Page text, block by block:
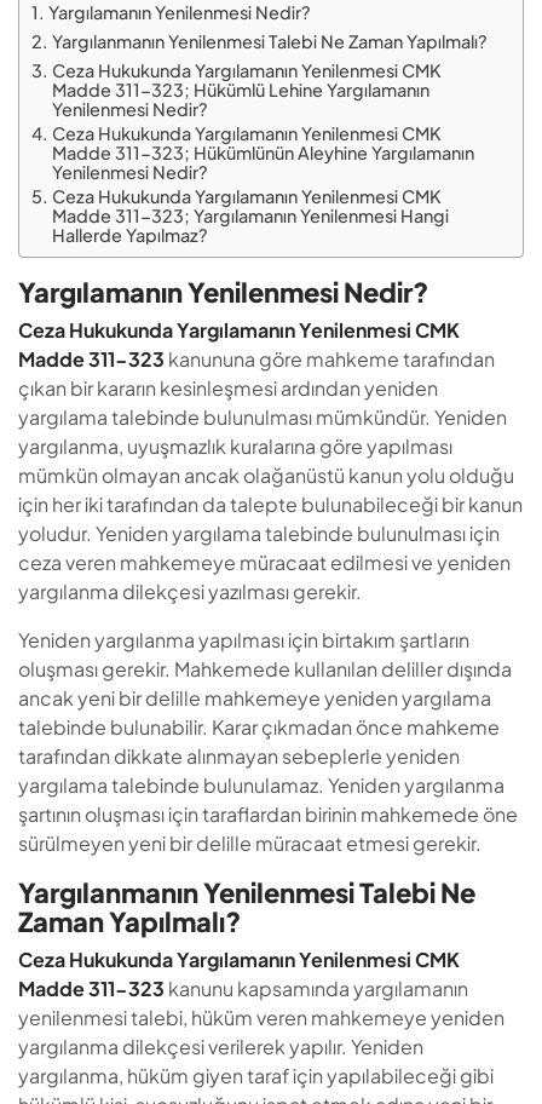
Yargılamanın Yenilenmesi Nedir?
Yargılanmanın Yenilenmesi Talebi Ne Zaman Yapılmalı?
Ceza Hukukunda Yargılamanın Yenilenmesi CMK
Madde 311-323; Hükümlü Lehine Yargılamanın
Yenilenmesi Nedir?
Ceza Hukukunda Yargılamanın Yenilenmesi CMK
Madde 311-323; Hükümlünün Aleyhine Yargılamanın
Yenilenmesi Nedir?
Ceza Hukukunda Yargılamanın Yenilenmesi CMK
Madde 311-323; Yargılamanın Yenilenmesi Hangi
Hallerde Yapılmaz?
Yargılamanın Yenilenmesi Nedir?
Ceza Hukukunda Yargılamanın Yenilenmesi CMK
Madde 311-323 kanununa göre mahkeme tarafından
çıkan bir kararın kesinleşmesi ardından yeniden
yargılama talebinde bulunulması mümkündür. Yeniden
yargılanma, uyuşmazlık kuralarına göre yapılması
mümkün olmayan ancak olağanüstü kanun yolu olduğu
için her iki tarafından da talepte bulunabileceği bir kanun
yoludur. Yeniden yargılama talebinde bulunulması için
ceza veren mahkemeye müracaat edilmesi ve yeniden
yargılanma dilekçesi yazılması gerekir.
Yeniden yargılanma yapılması için birtakım şartların
oluşması gerekir. Mahkemede kullanılan deliller dışında
ancak yeni bir delille mahkemeye yeniden yargılama
talebinde bulunabilir. Karar çıkmadan önce mahkeme
tarafından dikkate alınmayan sebeplerle yeniden
yargılama talebinde bulunulamaz. Yeniden yargılanma
şartının oluşması için taraflardan birinin mahkemede öne
sürülmeyen yeni bir delille müracaat etmesi gerekir.
Yargılanmanın Yenilenmesi Talebi Ne
Zaman Yapılmalı?
Ceza Hukukunda Yargılamanın Yenilenmesi CMK
Madde 311-323 kanunu kapsamında yargılamanın
yenilenmesi talebi, hüküm veren mahkemeye yeniden
yargılanma dilekçesi verilerek yapılır. Yeniden
yargılanma, hüküm giyen taraf için yapılabileceği gibi